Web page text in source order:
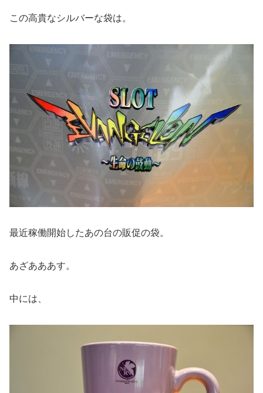
この高貴なシルバーな袋は。
最近稼働開始したあの台の販促の袋。
あざあああす。
中には、